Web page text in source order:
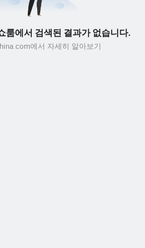
룸에서 검색된 결과가 없습니다.
에서 자세히 알아보기